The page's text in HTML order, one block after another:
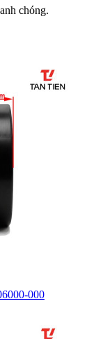
chóng.
000